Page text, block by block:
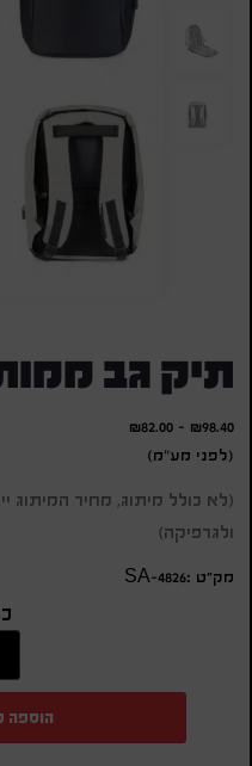
תיק גב
₪98.40
-
₪82.00
(לפני מע"מ)
(לא כולל מיתוג, מחיר המיתוג
ולגרפיקה)
מק״ט :SA-4826
הוספה